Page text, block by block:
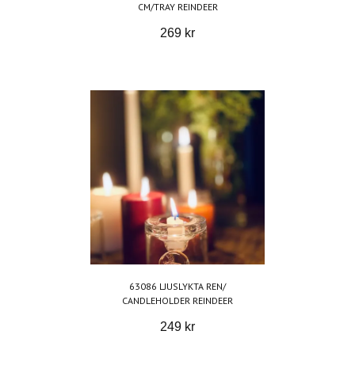
CM/TRAY REINDEER
269 kr
63086 LJUSLYKTA REN/
CANDLEHOLDER REINDEER
249 kr